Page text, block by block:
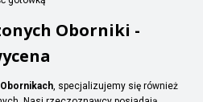
Oborniki -
, specjalizujemy się również